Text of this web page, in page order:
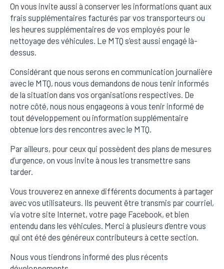
On vous invite aussi à conserver les informations quant aux
frais supplémentaires facturés par vos transporteurs ou
les heures supplémentaires de vos employés pour le
nettoyage des véhicules. Le MTQ s’est aussi engagé là-
dessus.
Considérant que nous serons en communication journalière
avec le MTQ, nous vous demandons de nous tenir informés
de la situation dans vos organisations respectives. De
notre côté, nous nous engageons à vous tenir informé de
tout développement ou information supplémentaire
obtenue lors des rencontres avec le MTQ.
Par ailleurs, pour ceux qui possèdent des plans de mesures
d’urgence, on vous invite à nous les transmettre sans
tarder.
Vous trouverez en annexe différents documents à partager
avec vos utilisateurs. Ils peuvent être transmis par courriel,
via votre site Internet, votre page Facebook, et bien
entendu dans les véhicules. Merci à plusieurs d’entre vous
qui ont été des généreux contributeurs à cette section.
Nous vous tiendrons informé des plus récents